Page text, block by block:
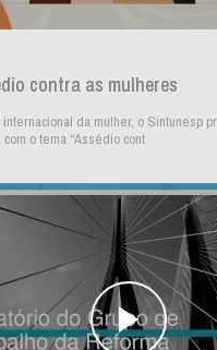
permitidas aprovada no CO é
Regularização do tempo
também é avanço da luta
contra as mulheres
da mulher, o Sintunesp
o tema “Assédio cont